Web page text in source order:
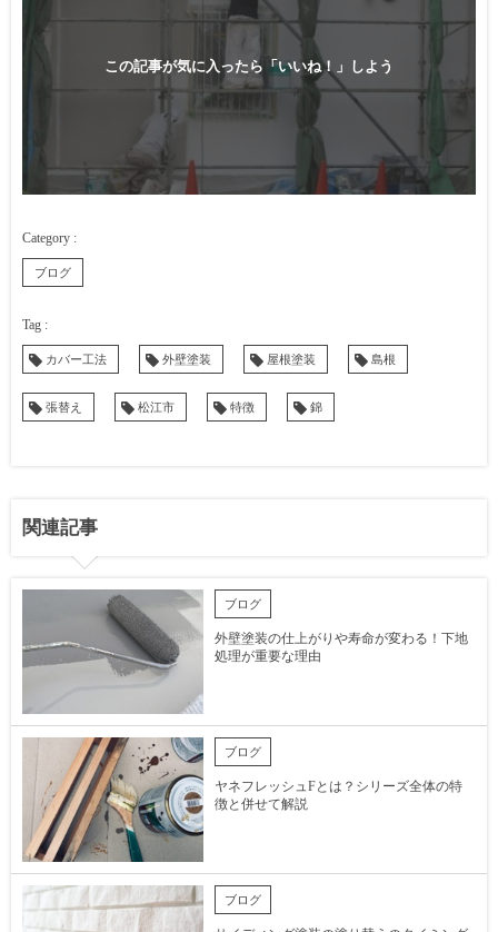
この記事が気に入ったら「いいね！」しよう
ブログ
カバー工法 外壁塗装 屋根塗装 島根
張替え 松江市 特徴 錦
関連記事
ブログ
外壁塗装の仕上がりや寿命が変わる！下地
処理が重要な理由
ブログ
ヤネフレッシュFとは？シリーズ全体の特
徴と併せて解説
ブログ